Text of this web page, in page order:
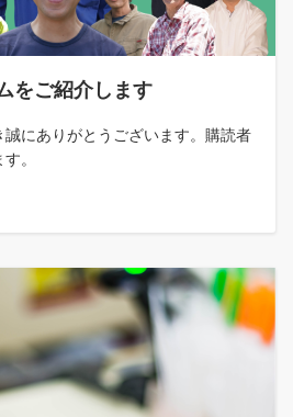
をご紹介します
にありがとうございます。購読者
。